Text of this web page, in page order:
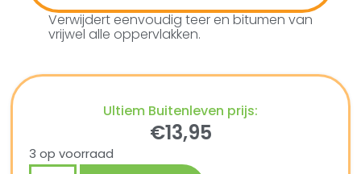
Verwijdert eenvoudig teer en bitumen van
vrijwel alle oppervlakken.
Ultiem Buitenleven prijs:
€13,95
3 op voorraad